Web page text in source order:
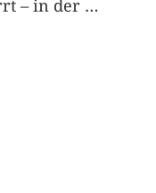
– in der …